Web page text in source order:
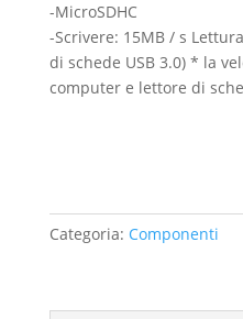
-MicroSDHC
-Scrivere: 15MB / s
di schede USB 3.0) * la
computer e lettore di
Categoria: Componenti